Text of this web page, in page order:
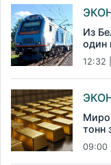
Из
один
12:32
тонн
09:00